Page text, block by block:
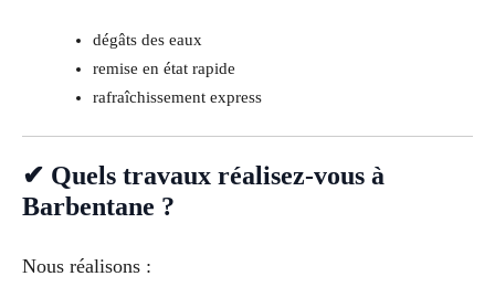
dégâts des eaux
remise en état rapide
rafraîchissement express
✔ Quels travaux réalisez-vous à
Barbentane ?
Nous réalisons :